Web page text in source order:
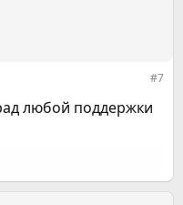
#7
любой поддержки